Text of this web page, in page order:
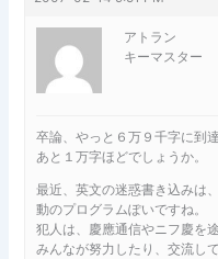
アトラン
キーマスター
卒論、やっと６万９千字に到
あと１万字ほどでしょうか。
最近、英文の迷惑書き込みは
動のプログラムぽいですね。
犯人は、慶應通信やニフ慶を
みんなが努力したり、交流し